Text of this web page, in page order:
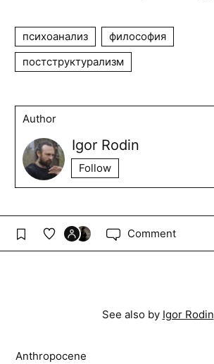
психоанализ
философия
постструктурализм
Author
Igor Rodin
Follow
Comment
See also by Igor Rodin
Anthropocene